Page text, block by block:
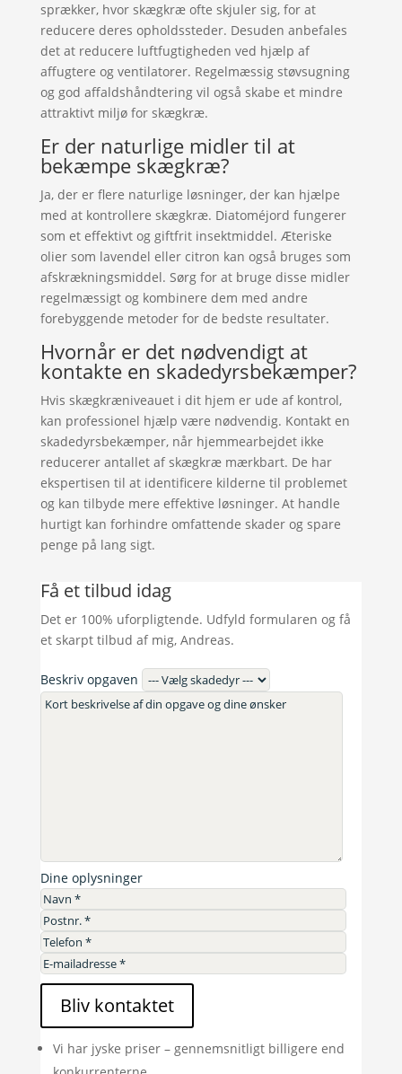
sprækker, hvor skægkræ ofte skjuler sig, for at
reducere deres opholdssteder. Desuden anbefales
det at reducere luftfugtigheden ved hjælp af
affugtere og ventilatorer. Regelmæssig støvsugning
og god affaldshåndtering vil også skabe et mindre
attraktivt miljø for skægkræ.
Er der naturlige midler til at
bekæmpe skægkræ?
Ja, der er flere naturlige løsninger, der kan hjælpe
med at kontrollere skægkræ. Diatoméjord fungerer
som et effektivt og giftfrit insektmiddel. Æteriske
olier som lavendel eller citron kan også bruges som
afskrækningsmiddel. Sørg for at bruge disse midler
regelmæssigt og kombinere dem med andre
forebyggende metoder for de bedste resultater.
Hvornår er det nødvendigt at
kontakte en skadedyrsbekæmper?
Hvis skægkræniveauet i dit hjem er ude af kontrol,
kan professionel hjælp være nødvendig. Kontakt en
skadedyrsbekæmper, når hjemmearbejdet ikke
reducerer antallet af skægkræ mærkbart. De har
ekspertisen til at identificere kilderne til problemet
og kan tilbyde mere effektive løsninger. At handle
hurtigt kan forhindre omfattende skader og spare
penge på lang sigt.
Få et tilbud idag
Det er 100% uforpligtende. Udfyld formularen og få
et skarpt tilbud af mig, Andreas.
Beskriv opgaven
Dine oplysninger
Bliv kontaktet
Vi har jyske priser – gennemsnitligt billigere end